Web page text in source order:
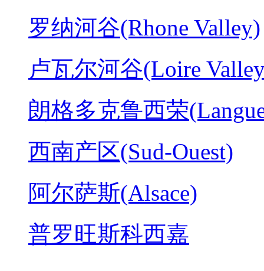
罗纳河谷(Rhone Valley)
卢瓦尔河谷(Loire
朗格多克鲁西荣
西南产区(Sud-Ouest)
阿尔萨斯(Alsace)
普罗旺斯科西嘉